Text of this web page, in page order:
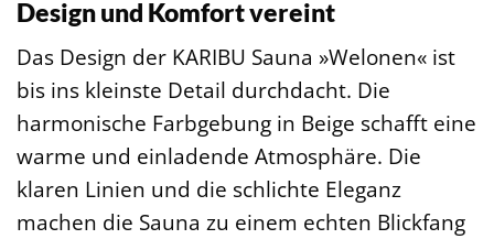
Design und Komfort vereint
Das Design der KARIBU Sauna »Welonen« ist
bis ins kleinste Detail durchdacht. Die
harmonische Farbgebung in Beige schafft eine
warme und einladende Atmosphäre. Die
klaren Linien und die schlichte Eleganz
machen die Sauna zu einem echten Blickfang